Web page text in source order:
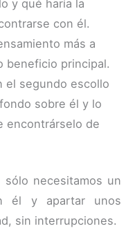
y qué haría la
con él.
más a
beneficio principal.
el segundo escollo
sobre él y lo
encontrárselo de
necesitamos un
él y apartar unos
sin interrupciones.